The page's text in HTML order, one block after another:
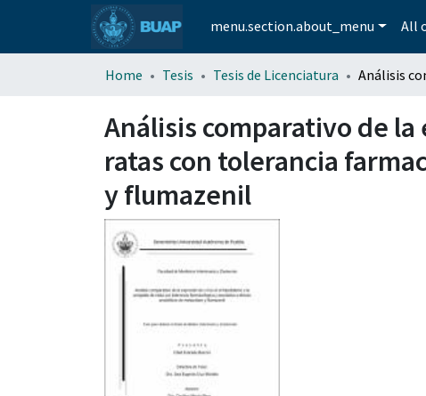
menu.section.about_menu All
Home Tesis Tesis de Licenciatura
Análisis comparativo de
ratas con tolerancia
y flumazenil